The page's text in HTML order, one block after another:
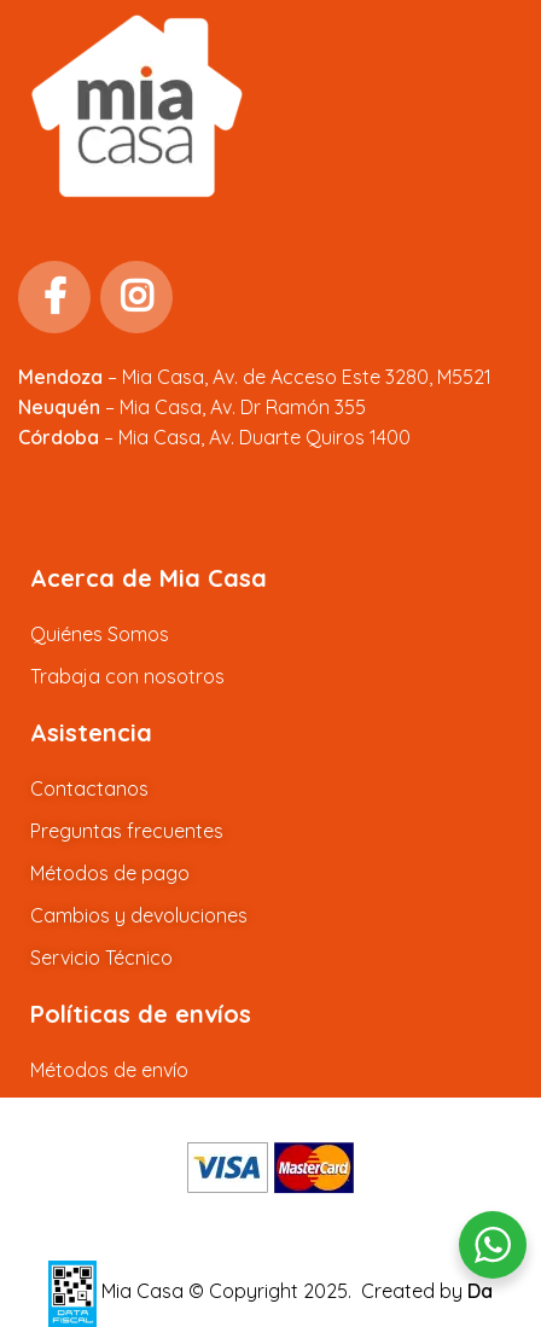
Mendoza – Mia Casa, Av. de Acceso Este 3280, M5521
Neuquén – Mia Casa, Av. Dr Ramón 355
Córdoba – Mia Casa, Av. Duarte Quiros 1400
Acerca de Mia Casa
Quiénes Somos
Trabaja con nosotros
Asistencia
Contactanos
Preguntas frecuentes
Métodos de pago
Cambios y devoluciones
Servicio Técnico
Políticas de envíos
Métodos de envío
Mia Casa © Copyright 2025. Created by Da